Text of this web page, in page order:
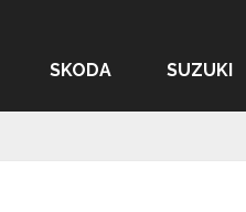
SKODA SUZUKI